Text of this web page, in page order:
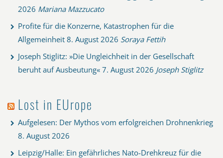
2026 Mariana Mazzucato
Profite für die Konzerne, Katastrophen für die
Allgemeinheit 8. August 2026 Soraya Fettih
Joseph Stiglitz: »Die Ungleichheit in der Gesellschaft
beruht auf Ausbeutung« 7. August 2026 Joseph Stiglitz
Lost in EUrope
Aufgelesen: Der Mythos vom erfolgreichen Drohnenkrieg
8. August 2026
Leipzig/Halle: Ein gefährliches Nato-Drehkreuz für die